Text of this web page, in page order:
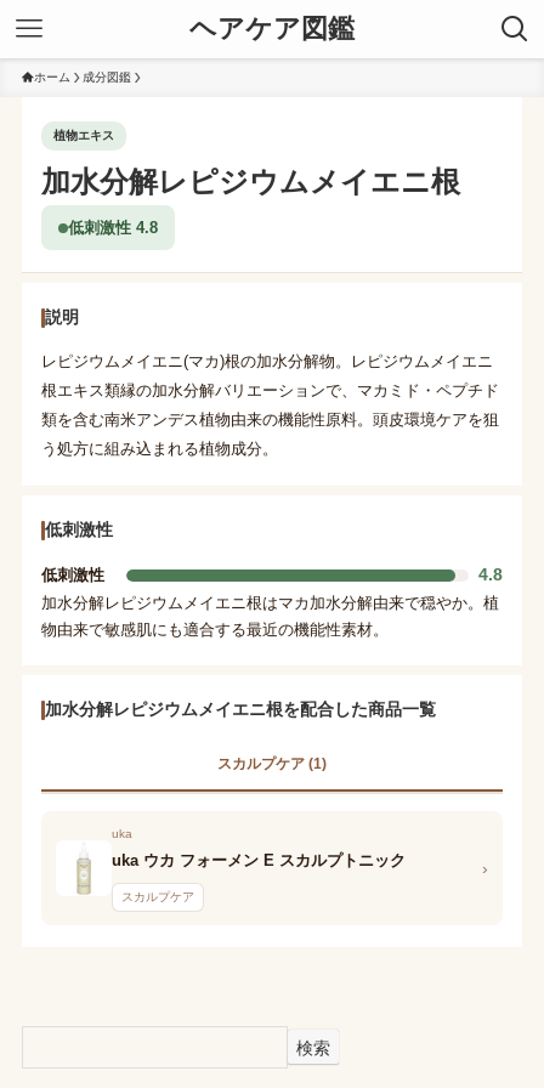
ヘアケア図鑑
ホーム 成分図鑑
植物エキス
加水分解レピジウムメイエニ根
低刺激性 4.8
説明
レピジウムメイエニ(マカ)根の加水分解物。レピジウムメイエニ
根エキス類縁の加水分解バリエーションで、マカミド・ペプチド
類を含む南米アンデス植物由来の機能性原料。頭皮環境ケアを狙
う処方に組み込まれる植物成分。
低刺激性
低刺激性 4.8
加水分解レピジウムメイエニ根はマカ加水分解由来で穏やか。植
物由来で敏感肌にも適合する最近の機能性素材。
加水分解レピジウムメイエニ根を配合した商品一覧
スカルプケア (1)
uka
uka ウカ フォーメン E スカルプトニック
スカルプケア
›
検索